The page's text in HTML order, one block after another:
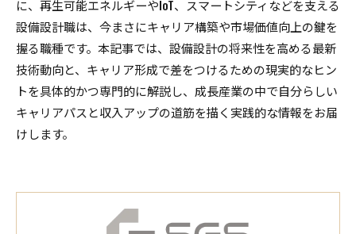
に、再生可能エネルギーやIoT、スマートシティなどを支える
設備設計職は、今まさにキャリア構築や市場価値向上の鍵を
握る職種です。本記事では、設備設計の将来性を高める最新
技術動向と、キャリア形成で差をつけるための現実的なヒン
トを具体的かつ専門的に解説し、成長産業の中で自分らしい
キャリアパスと収入アップの道筋を描く実践的な情報をお届
けします。